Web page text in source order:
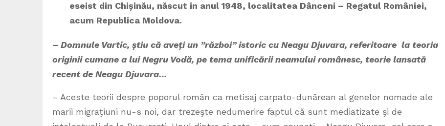
eseist din Chișinău, născut in anul 1948, localitatea Dânceni – Regatul României,
acum Republica Moldova.
– Domnule Vartic, știu că aveți un ”război” istoric cu Neagu Djuvara, referitoare la teoria
originii cumane a lui Negru Vodă, pe tema unificării neamului românesc, teorie lansată
recent de Neagu Djuvara…
– Aceste teorii despre poporul român ca metisaj carpato-dunărean al genelor nomade ale
marii migraţiuni nu-s noi, dar trezeşte nedumerire faptul că sunt mediatizate şi de